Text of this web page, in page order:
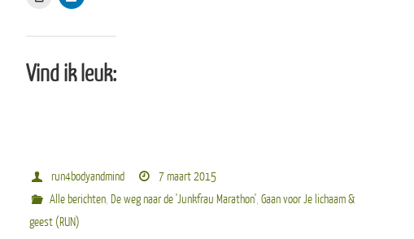
Vind ik leuk:
run4bodyandmind
7 maart 2015
Alle berichten, De weg naar de 'Junkfrau Marathon', Gaan voor Je lichaam &
geest (RUN)